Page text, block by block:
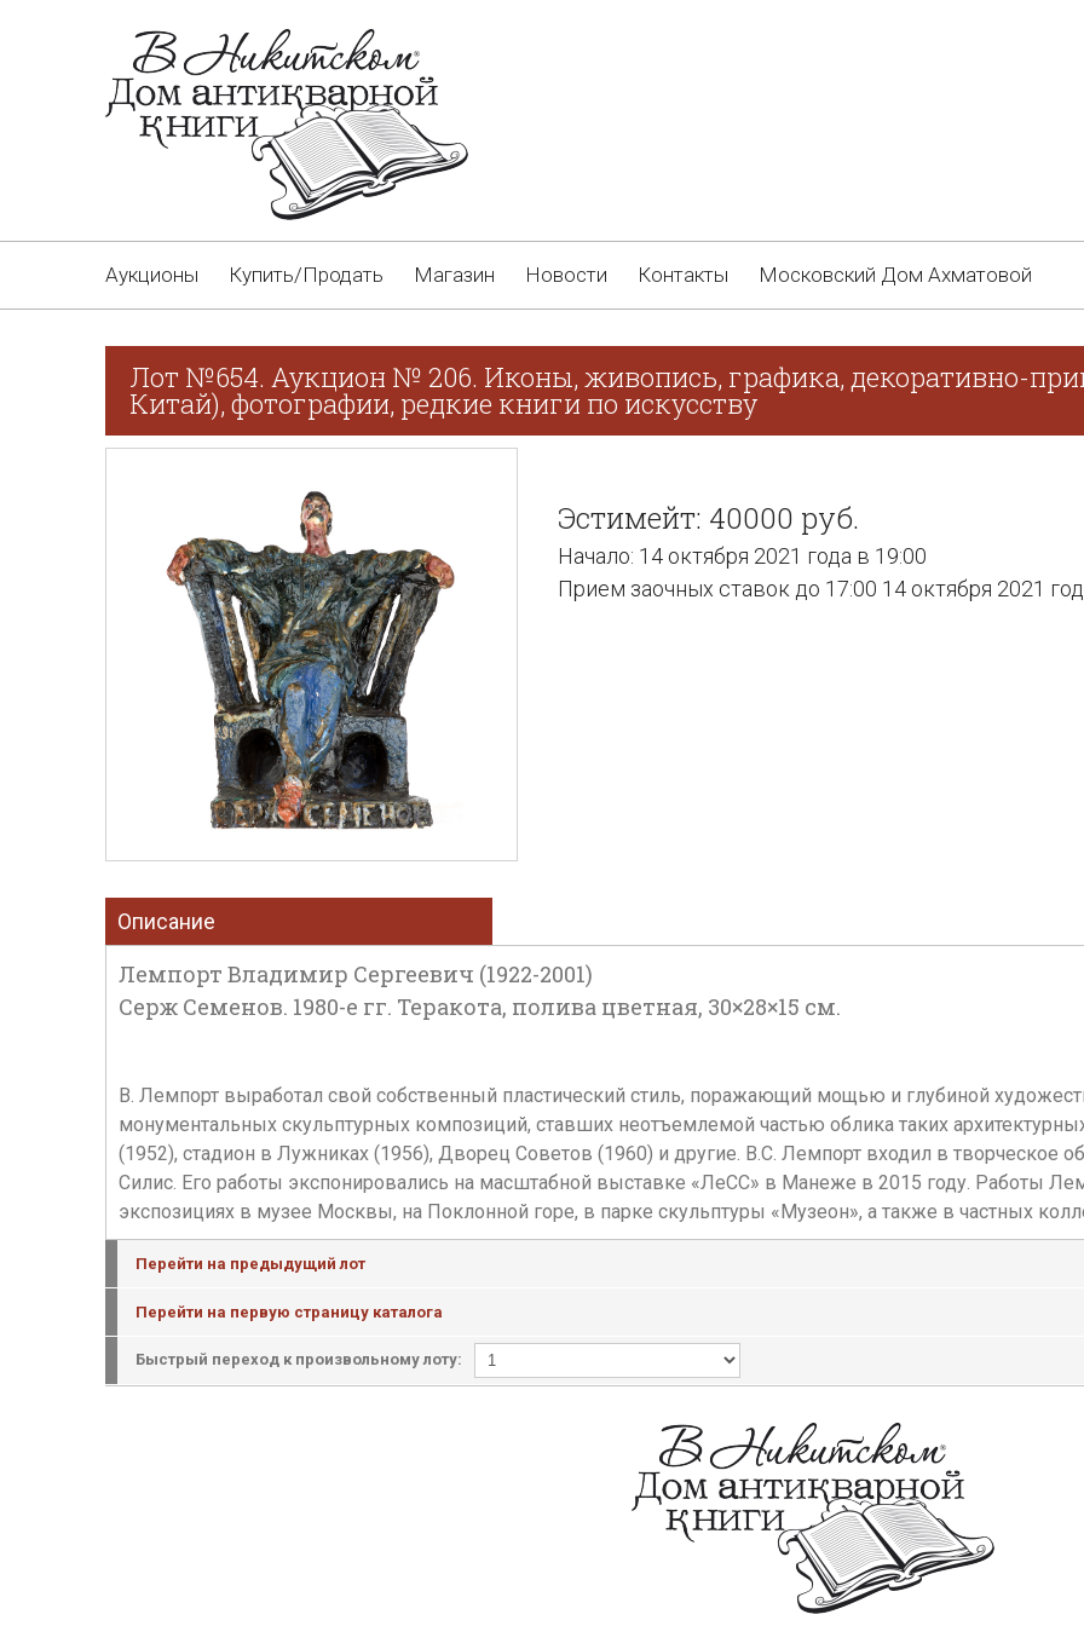
Аукционы Купить/Продать Магазин Новости Контакты Московский Дом Ахматовой
Лот №654. Аукцион № 206. Иконы, живопись, графика, декоративно-
Китай), фотографии, редкие книги по искусству
Эстимейт: 40000 руб.
Начало: 14 октября 2021 года в 19:00
Прием заочных ставок до 17:00 14 октября 2021
Описание
Лемпорт Владимир Сергеевич (1922-2001)
Серж Семенов. 1980-е гг. Теракота, полива цветная, 30×28×15 см.
В. Лемпорт выработал свой собственный пластический стиль, поражающий мощью и глубиной
монументальных скульптурных композиций, ставших неотъемлемой частью облика таких
(1952), стадион в Лужниках (1956), Дворец Советов (1960) и другие. В.С. Лемпорт входил в творческое
Силис. Его работы экспонировались на масштабной выставке «ЛеСС» в Манеже в 2015 году. Работы
экспозициях в музее Москвы, на Поклонной горе, в парке скульптуры «Музеон», а также в частных
Перейти на предыдущий лот
Перейти на первую страницу каталога
Быстрый переход к произвольному лоту: